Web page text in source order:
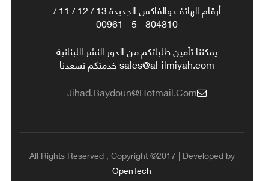
أرقام الهاتف والفاكس الجديدة 13 / 12 / 11 /
804810 - 5 - 00961
يمكننا تأمين طلباتكم من الدور النشر اللبنانية
sales@al-ilmiyah.com خدمتكم تسعدنا
Jihad.baydoun@hotmail.com
All Rights Reserved , Copyright ©2017 | Developed by
OpenTech